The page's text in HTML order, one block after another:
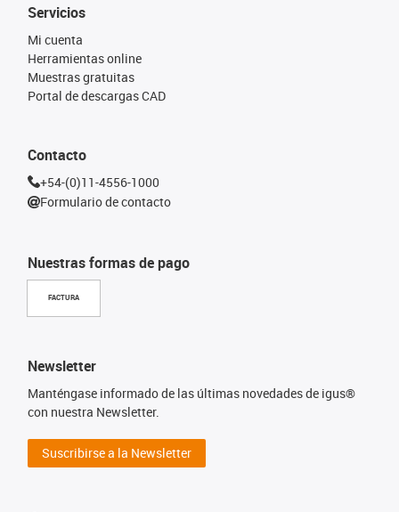
Nuestras formas de pago
FACTURA
Servicios
Mi cuenta
Herramientas online
Muestras gratuitas
Portal de descargas CAD
Contacto
+54-(0)11-4556-1000
Formulario de contacto
Newsletter
Manténgase informado de las últimas novedades de igus®
con nuestra Newsletter.
Suscribirse a la Newsletter